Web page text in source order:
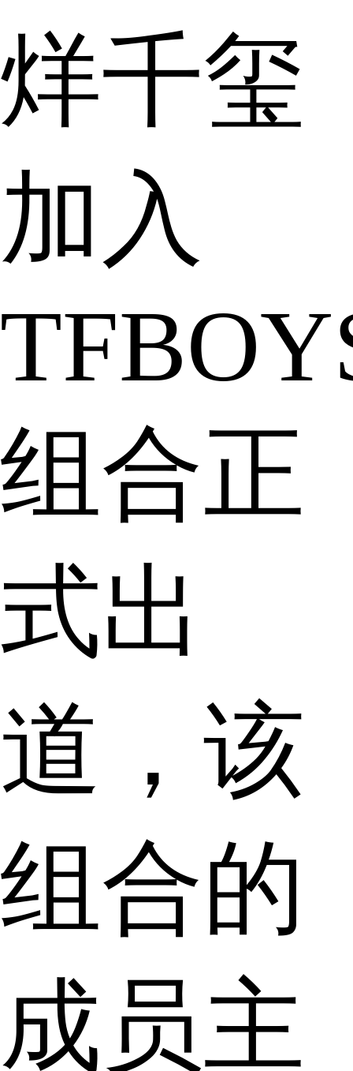
烊千玺
加入
组合正
式出
道，该
组合的
成员主